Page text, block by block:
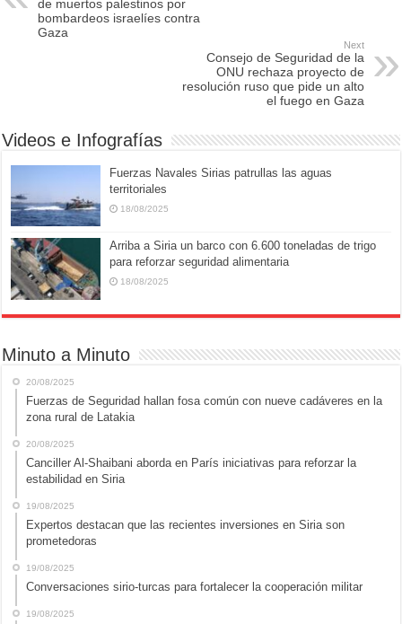
o
o
de muertos palestinos por
bombardeos israelíes contra
Gaza
Next
Consejo de Seguridad de la
ONU rechaza proyecto de
resolución ruso que pide un alto
el fuego en Gaza
Videos e Infografías
Fuerzas Navales Sirias patrullas las aguas
territoriales
18/08/2025
Arriba a Siria un barco con 6.600 toneladas de trigo
para reforzar seguridad alimentaria
18/08/2025
Minuto a Minuto
20/08/2025
Fuerzas de Seguridad hallan fosa común con nueve cadáveres en la
zona rural de Latakia
20/08/2025
Canciller Al-Shaibani aborda en París iniciativas para reforzar la
estabilidad en Siria
19/08/2025
Expertos destacan que las recientes inversiones en Siria son
prometedoras
19/08/2025
Conversaciones sirio-turcas para fortalecer la cooperación militar
19/08/2025